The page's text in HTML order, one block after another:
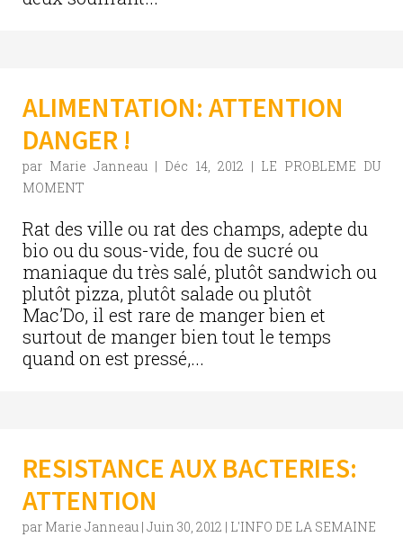
ALIMENTATION: ATTENTION
DANGER !
par Marie Janneau | Déc 14, 2012 | LE PROBLEME DU
MOMENT
Rat des ville ou rat des champs, adepte du
bio ou du sous-vide, fou de sucré ou
maniaque du très salé, plutôt sandwich ou
plutôt pizza, plutôt salade ou plutôt
Mac’Do, il est rare de manger bien et
surtout de manger bien tout le temps
quand on est pressé,...
RESISTANCE AUX BACTERIES:
ATTENTION
par Marie Janneau | Juin 30, 2012 | L'INFO DE LA SEMAINE